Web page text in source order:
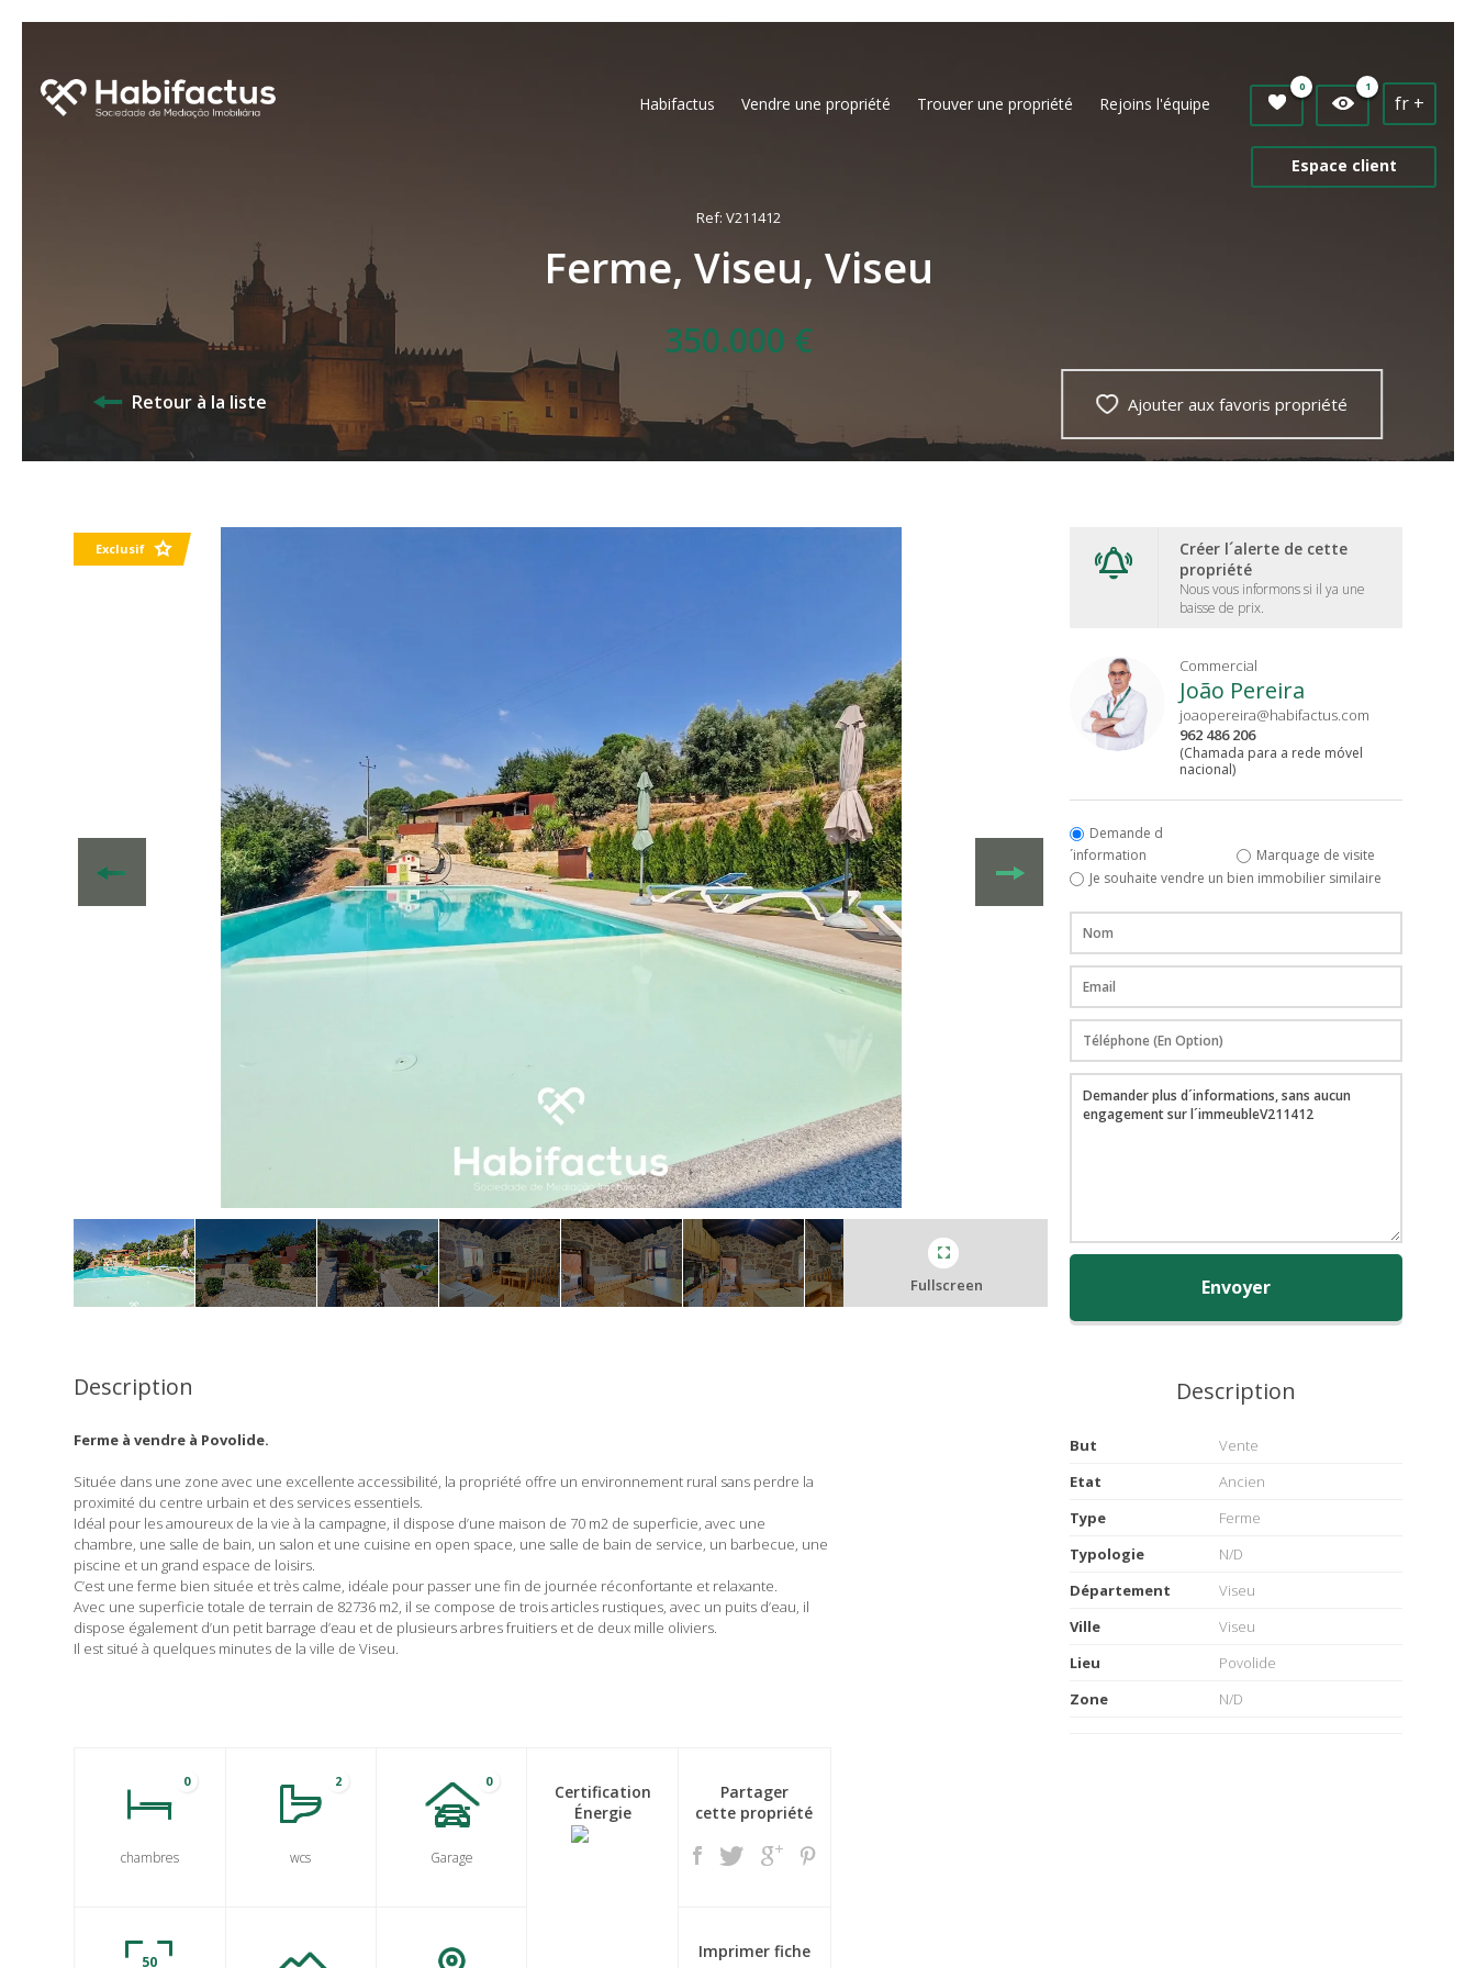
Habifactus Vendre une propriété Trouver une propriété Rejoins l'équipe
0 1
Espace client
fr +
Ref: V211412
Ferme, Viseu, Viseu
350.000 €
Retour à la liste Ajouter aux favoris propriété
Exclusif
Fullscreen
Créer l´alerte de cette
propriété
Nous vous informons si il ya une
baisse de prix.
Commercial
João Pereira
joaopereira@habifactus.com
962 486 206
(Chamada para a rede móvel
nacional)
Demande d
´information
Marquage de visite
Je souhaite vendre un bien immobilier similaire
Envoyer
Description
Ferme à vendre à Povolide.
Située dans une zone avec une excellente accessibilité, la propriété offre un environnement rural sans perdre la
proximité du centre urbain et des services essentiels.
Idéal pour les amoureux de la vie à la campagne, il dispose d’une maison de 70 m2 de superficie, avec une
chambre, une salle de bain, un salon et une cuisine en open space, une salle de bain de service, un barbecue, une
piscine et un grand espace de loisirs.
C’est une ferme bien située et très calme, idéale pour passer une fin de journée réconfortante et relaxante.
Avec une superficie totale de terrain de 82736 m2, il se compose de trois articles rustiques, avec un puits d’eau, il
dispose également d’un petit barrage d’eau et de plusieurs arbres fruitiers et de deux mille oliviers.
Il est situé à quelques minutes de la ville de Viseu.
0
chambres
2
wcs
0
Garage
50
Certification
Énergie
Partager
cette propriété
Imprimer fiche
Description
But
Vente
Etat
Ancien
Type
Ferme
Typologie
N/D
Département
Viseu
Ville
Viseu
Lieu
Povolide
Zone
N/D